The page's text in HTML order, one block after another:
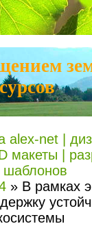
» В рамках